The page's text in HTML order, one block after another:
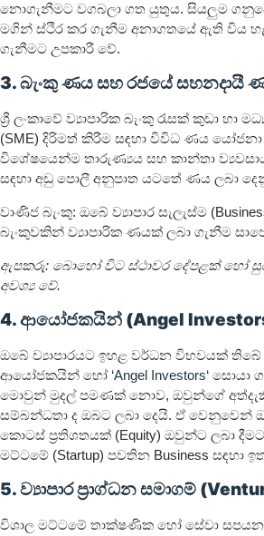
නොගැනීමට වගබලා ගත යුතුය. සියලුම
මගින් ස්ථිර කර ගැනීම අනාගතයේ ඇති විය
ගැනීමට උපකාරී වේ.
3. බැංකු ණය සහ රජයේ සහනදායී
ශ්‍රී ලංකාවේ ව්‍යාපාරික බැංකු රැසක් කුඩා හා
(SME) දිරිමත් කිරීම සඳහා විවිධ ණය යෝජනා
විශේෂයෙන්ම තාරුණ්‍යය සහ කාන්තා
සඳහා අඩු පොලී අනුපාත යටතේ ණය ලබා
වාණිජ බැංකු: ඔබේ ව්‍යාපාර සැලැස්ම
බැංකුවකින් ව්‍යාපාරික ණයක් ලබා ගැනීම
ඇපකරු: බොහෝ විට ස්ථාවර දේපළක් හෝ
අවශ්‍ය වේ.
4. ආයෝජකයින් (Angel
ඔබේ ව්‍යාපාරයට ඉහළ වර්ධන විභවයක්
ආයෝජකයින් හෝ ‘Angel Investors‘ සොයා
මොවුන් මුදල් පමණක් නොව, ඔවුන්ගේ
සම්බන්ධතා ද ඔබට ලබා දෙයි. ඒ වෙනුවෙන්
කොටස් ප්‍රතිශතයක් (Equity) ඔවුන්ට ලබා
මට්ටමේ (Startup) පවතින Business සඳහා
5. ව්‍යාපාර ප්‍රාග්ධන සමාගම්
විශාල මට්ටමේ තාක්ෂණික හෝ සේවා සපයන